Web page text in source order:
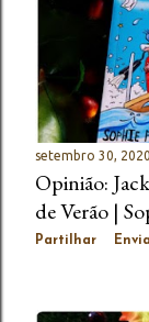
g
e
n
s
setembro 30, 2020
Opinião:
de Verão |
Partilhar